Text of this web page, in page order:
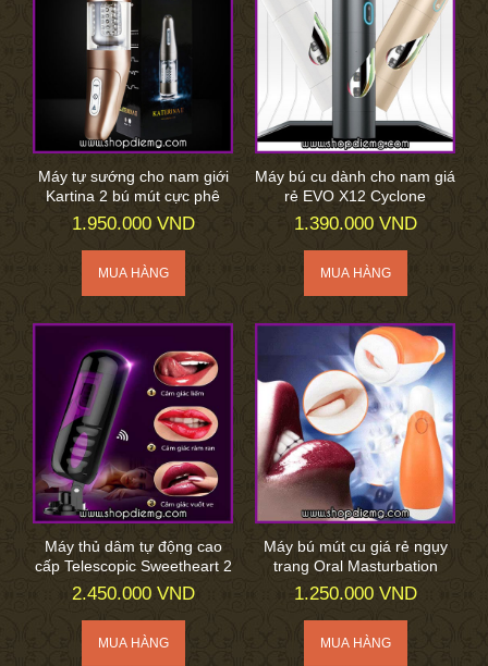
Máy tự sướng cho nam giới
Kartina 2 bú mút cực phê
1.950.000 VND
Máy bú cu dành cho nam giá
rẻ EVO X12 Cyclone
1.390.000 VND
Máy thủ dâm tự động cao
cấp Telescopic Sweetheart 2
2.450.000 VND
Máy bú mút cu giá rẻ ngụy
trang Oral Masturbation
1.250.000 VND